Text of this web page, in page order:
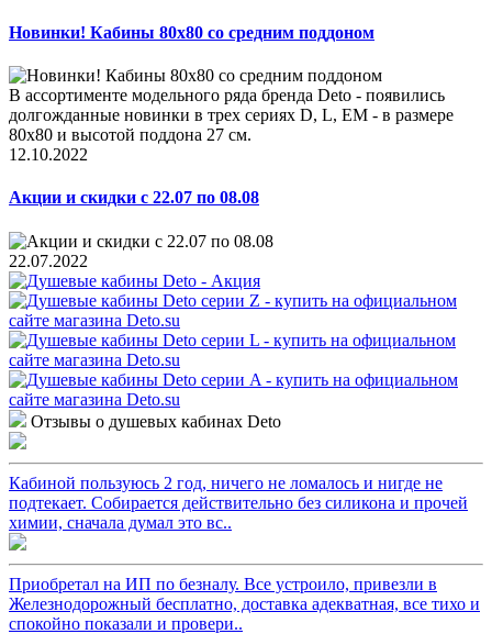
Новинки! Кабины 80x80 со средним поддоном
В ассортименте модельного ряда бренда Deto - появились
долгожданные новинки в трех сериях D, L, EM - в размере
80x80 и высотой поддона 27 см.
12.10.2022
Акции и скидки с 22.07 по 08.08
22.07.2022
Отзывы о душевых кабинах Deto
Кабиной пользуюсь 2 год, ничего не ломалось и нигде не
подтекает. Собирается действительно без силикона и прочей
химии, сначала думал это вс..
Приобретал на ИП по безналу. Все устроило, привезли в
Железнодорожный бесплатно, доставка адекватная, все тихо и
спокойно показали и провери..